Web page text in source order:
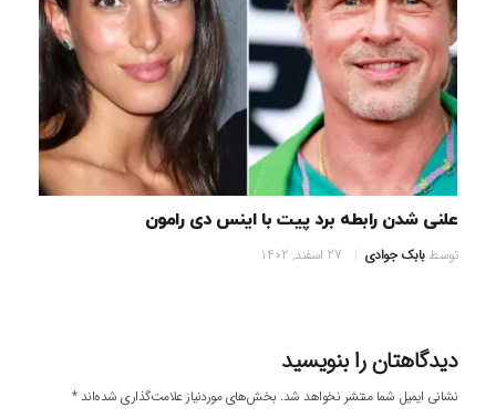
علنی شدن رابطه برد پیت با اینس دی رامون
توسطبابک جوادی 27 اسفند, 1402
دیدگاهتان را بنویسید
نشانی ایمیل شما منتشر نخواهد شد. بخش‌های موردنیاز علامت‌گذاری شده‌اند*